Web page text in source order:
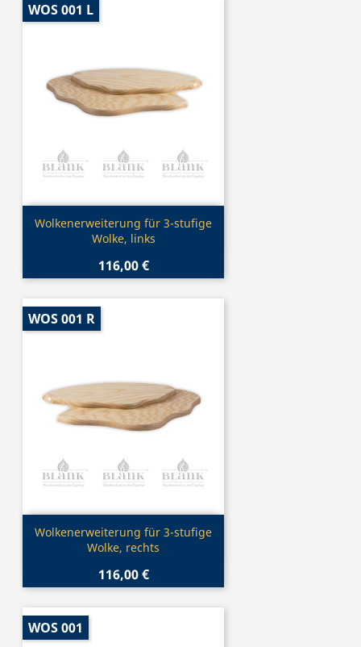
Vorschau
Wolkenerweiterung für 3-stufige
Wolke, links
116,00 €
WOS 001 L
Vorschau
Wolkenerweiterung für 3-stufige
Wolke, rechts
116,00 €
WOS 001 R
WOS 001